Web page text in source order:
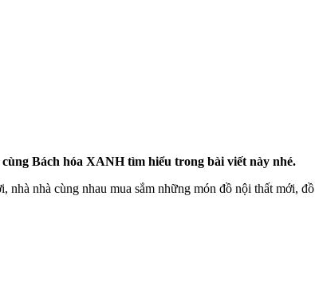
Bách hóa XANH tìm hiểu trong bài viết này nhé.
nhà cùng nhau mua sắm những món đồ nội thất mới, đồ